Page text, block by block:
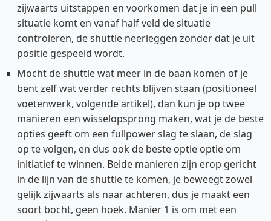
zijwaarts uitstappen en voorkomen dat je in een pull
situatie komt en vanaf half veld de situatie
controleren, de shuttle neerleggen zonder dat je uit
positie gespeeld wordt.
Mocht de shuttle wat meer in de baan komen of je
bent zelf wat verder rechts blijven staan (positioneel
voetenwerk, volgende artikel), dan kun je op twee
manieren een wisselopsprong maken, wat je de beste
opties geeft om een fullpower slag te slaan, de slag
op te volgen, en dus ook de beste optie optie om
initiatief te winnen. Beide manieren zijn erop gericht
in de lijn van de shuttle te komen, je beweegt zowel
gelijk zijwaarts als naar achteren, dus je maakt een
soort bocht, geen hoek. Manier 1 is om met een